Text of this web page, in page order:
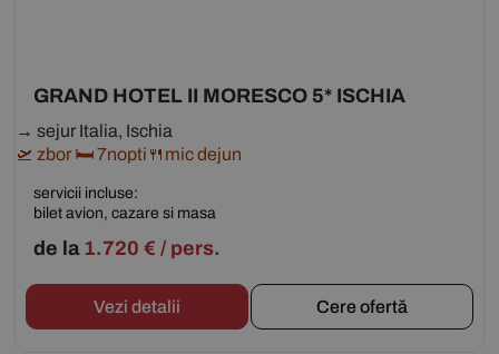
GRAND HOTEL II MORESCO 5* ISCHIA
→ sejur Italia, Ischia
🛫 zbor 🛏 7nopti🍴mic dejun
servicii incluse:
bilet avion, cazare si masa
de la 1.720 € / pers.
Vezi detalii Cere ofertă